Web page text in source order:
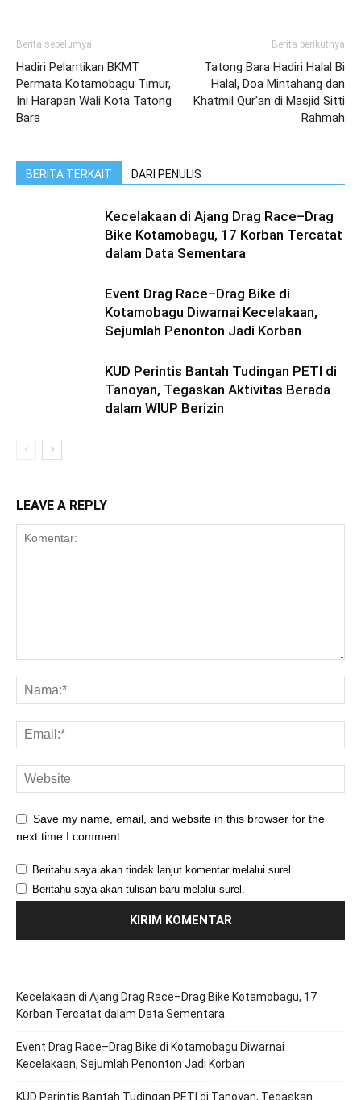
Berita sebelumya
Hadiri Pelantikan BKMT
Permata Kotamobagu Timur,
Ini Harapan Wali Kota Tatong
Bara
Berita berikutnya
Tatong Bara Hadiri Halal Bi
Halal, Doa Mintahang dan
Khatmil Qur’an di Masjid Sitti
Rahmah
BERITA TERKAIT DARI PENULIS
Kecelakaan di Ajang Drag Race–Drag
Bike Kotamobagu, 17 Korban Tercatat
dalam Data Sementara
Event Drag Race–Drag Bike di
Kotamobagu Diwarnai Kecelakaan,
Sejumlah Penonton Jadi Korban
KUD Perintis Bantah Tudingan PETI di
Tanoyan, Tegaskan Aktivitas Berada
dalam WIUP Berizin
LEAVE A REPLY
Save my name, email, and website in this browser for the
next time I comment.
Beritahu saya akan tindak lanjut komentar melalui surel.
Beritahu saya akan tulisan baru melalui surel.
Kecelakaan di Ajang Drag Race–Drag Bike Kotamobagu, 17
Korban Tercatat dalam Data Sementara
Event Drag Race–Drag Bike di Kotamobagu Diwarnai
Kecelakaan, Sejumlah Penonton Jadi Korban
KUD Perintis Bantah Tudingan PETI di Tanoyan, Tegaskan